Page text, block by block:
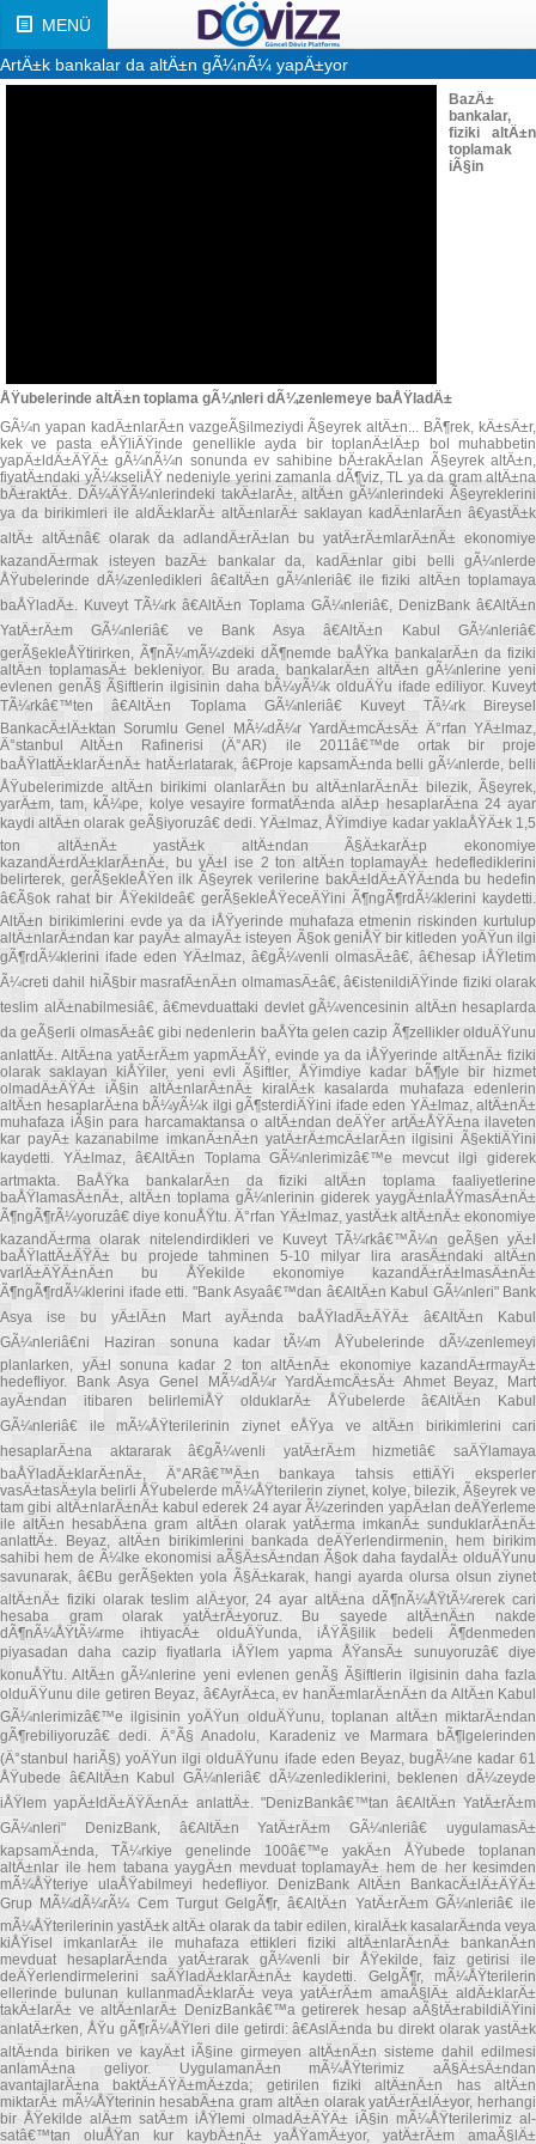
MENÜ
ArtÄ±k bankalar da altÄ±n gÃ¼nÃ¼ yapÄ±yor
BazÄ±
bankalar,
fiziki altÄ±n
toplamak
iÃ§in
ÅŸubelerinde altÄ±n toplama gÃ¼nleri dÃ¼zenlemeye baÅŸladÄ±
GÃ¼n yapan kadÄ±nlarÄ±n vazgeÃ§ilmeziydi Ã§eyrek altÄ±n... BÃ¶rek, kÄ±sÄ±r,
kek ve pasta eÅŸliÄŸinde genellikle ayda bir toplanÄ±lÄ±p bol muhabbetin
yapÄ±ldÄ±ÄŸÄ± gÃ¼nÃ¼n sonunda ev sahibine bÄ±rakÄ±lan Ã§eyrek altÄ±n,
fiyatÄ±ndaki yÃ¼kseliÅŸ nedeniyle yerini zamanla dÃ¶viz, TL ya da gram altÄ±na
bÄ±raktÄ±. DÃ¼ÄŸÃ¼nlerindeki takÄ±larÄ±, altÄ±n gÃ¼nlerindeki Ã§eyreklerini
ya da birikimleri ile aldÄ±klarÄ± altÄ±nlarÄ± saklayan kadÄ±nlarÄ±n â€yastÄ±k
altÄ± altÄ±nâ€ olarak da adlandÄ±rÄ±lan bu yatÄ±rÄ±mlarÄ±nÄ± ekonomiye
kazandÄ±rmak isteyen bazÄ± bankalar da, kadÄ±nlar gibi belli gÃ¼nlerde
ÅŸubelerinde dÃ¼zenledikleri â€altÄ±n gÃ¼nleriâ€ ile fiziki altÄ±n toplamaya
baÅŸladÄ±. Kuveyt TÃ¼rk â€AltÄ±n Toplama GÃ¼nleriâ€, DenizBank â€AltÄ±n
YatÄ±rÄ±m GÃ¼nleriâ€ ve Bank Asya â€AltÄ±n Kabul GÃ¼nleriâ€
gerÃ§ekleÅŸtirirken, Ã¶nÃ¼mÃ¼zdeki dÃ¶nemde baÅŸka bankalarÄ±n da fiziki
altÄ±n toplamasÄ± bekleniyor. Bu arada, bankalarÄ±n altÄ±n gÃ¼nlerine yeni
evlenen genÃ§ Ã§iftlerin ilgisinin daha bÃ¼yÃ¼k olduÄŸu ifade ediliyor. Kuveyt
TÃ¼rkâ€™ten â€AltÄ±n Toplama GÃ¼nleriâ€ Kuveyt TÃ¼rk Bireysel
BankacÄ±lÄ±ktan Sorumlu Genel MÃ¼dÃ¼r YardÄ±mcÄ±sÄ± Ä°rfan YÄ±lmaz,
Ä°stanbul AltÄ±n Rafinerisi (Ä°AR) ile 2011â€™de ortak bir proje
baÅŸlattÄ±klarÄ±nÄ± hatÄ±rlatarak, â€Proje kapsamÄ±nda belli gÃ¼nlerde, belli
ÅŸubelerimizde altÄ±n birikimi olanlarÄ±n bu altÄ±nlarÄ±nÄ± bilezik, Ã§eyrek,
yarÄ±m, tam, kÃ¼pe, kolye vesayire formatÄ±nda alÄ±p hesaplarÄ±na 24 ayar
kaydi altÄ±n olarak geÃ§iyoruzâ€ dedi. YÄ±lmaz, ÅŸimdiye kadar yaklaÅŸÄ±k 1,5
ton altÄ±nÄ± yastÄ±k altÄ±ndan Ã§Ä±karÄ±p ekonomiye
kazandÄ±rdÄ±klarÄ±nÄ±, bu yÄ±l ise 2 ton altÄ±n toplamayÄ± hedeflediklerini
belirterek, gerÃ§ekleÅŸen ilk Ã§eyrek verilerine bakÄ±ldÄ±ÄŸÄ±nda bu hedefin
â€Ã§ok rahat bir ÅŸekildeâ€ gerÃ§ekleÅŸeceÄŸini Ã¶ngÃ¶rdÃ¼klerini kaydetti.
AltÄ±n birikimlerini evde ya da iÅŸyerinde muhafaza etmenin riskinden kurtulup
altÄ±nlarÄ±ndan kar payÄ± almayÄ± isteyen Ã§ok geniÅŸ bir kitleden yoÄŸun ilgi
gÃ¶rdÃ¼klerini ifade eden YÄ±lmaz, â€gÃ¼venli olmasÄ±â€, â€hesap iÅŸletim
Ã¼creti dahil hiÃ§bir masrafÄ±nÄ±n olmamasÄ±â€, â€istenildiÄŸinde fiziki olarak
teslim alÄ±nabilmesiâ€, â€mevduattaki devlet gÃ¼vencesinin altÄ±n hesaplarda
da geÃ§erli olmasÄ±â€ gibi nedenlerin baÅŸta gelen cazip Ã¶zellikler olduÄŸunu
anlattÄ±. AltÄ±na yatÄ±rÄ±m yapmÄ±ÅŸ, evinde ya da iÅŸyerinde altÄ±nÄ± fiziki
olarak saklayan kiÅŸiler, yeni evli Ã§iftler, ÅŸimdiye kadar bÃ¶yle bir hizmet
olmadÄ±ÄŸÄ± iÃ§in altÄ±nlarÄ±nÄ± kiralÄ±k kasalarda muhafaza edenlerin
altÄ±n hesaplarÄ±na bÃ¼yÃ¼k ilgi gÃ¶sterdiÄŸini ifade eden YÄ±lmaz, altÄ±nÄ±
muhafaza iÃ§in para harcamaktansa o altÄ±ndan deÄŸer artÄ±ÅŸÄ±na ilaveten
kar payÄ± kazanabilme imkanÄ±nÄ±n yatÄ±rÄ±mcÄ±larÄ±n ilgisini Ã§ektiÄŸini
kaydetti. YÄ±lmaz, â€AltÄ±n Toplama GÃ¼nlerimizâ€™e mevcut ilgi giderek
artmakta. BaÅŸka bankalarÄ±n da fiziki altÄ±n toplama faaliyetlerine
baÅŸlamasÄ±nÄ±, altÄ±n toplama gÃ¼nlerinin giderek yaygÄ±nlaÅŸmasÄ±nÄ±
Ã¶ngÃ¶rÃ¼yoruzâ€ diye konuÅŸtu. Ä°rfan YÄ±lmaz, yastÄ±k altÄ±nÄ± ekonomiye
kazandÄ±rma olarak nitelendirdikleri ve Kuveyt TÃ¼rkâ€™Ã¼n geÃ§en yÄ±l
baÅŸlattÄ±ÄŸÄ± bu projede tahminen 5-10 milyar lira arasÄ±ndaki altÄ±n
varlÄ±ÄŸÄ±nÄ±n bu ÅŸekilde ekonomiye kazandÄ±rÄ±lmasÄ±nÄ±
Ã¶ngÃ¶rdÃ¼klerini ifade etti. "Bank Asyaâ€™dan â€AltÄ±n Kabul GÃ¼nleri" Bank
Asya ise bu yÄ±lÄ±n Mart ayÄ±nda baÅŸladÄ±ÄŸÄ± â€AltÄ±n Kabul
GÃ¼nleriâ€ni Haziran sonuna kadar tÃ¼m ÅŸubelerinde dÃ¼zenlemeyi
planlarken, yÄ±l sonuna kadar 2 ton altÄ±nÄ± ekonomiye kazandÄ±rmayÄ±
hedefliyor. Bank Asya Genel MÃ¼dÃ¼r YardÄ±mcÄ±sÄ± Ahmet Beyaz, Mart
ayÄ±ndan itibaren belirlemiÅŸ olduklarÄ± ÅŸubelerde â€AltÄ±n Kabul
GÃ¼nleriâ€ ile mÃ¼ÅŸterilerinin ziynet eÅŸya ve altÄ±n birikimlerini cari
hesaplarÄ±na aktararak â€gÃ¼venli yatÄ±rÄ±m hizmetiâ€ saÄŸlamaya
baÅŸladÄ±klarÄ±nÄ±, Ä°ARâ€™Ä±n bankaya tahsis ettiÄŸi eksperler
vasÄ±tasÄ±yla belirli ÅŸubelerde mÃ¼ÅŸterilerin ziynet, kolye, bilezik, Ã§eyrek ve
tam gibi altÄ±nlarÄ±nÄ± kabul ederek 24 ayar Ã¼zerinden yapÄ±lan deÄŸerleme
ile altÄ±n hesabÄ±na gram altÄ±n olarak yatÄ±rma imkanÄ± sunduklarÄ±nÄ±
anlattÄ±. Beyaz, altÄ±n birikimlerini bankada deÄŸerlendirmenin, hem birikim
sahibi hem de Ã¼lke ekonomisi aÃ§Ä±sÄ±ndan Ã§ok daha faydalÄ± olduÄŸunu
savunarak, â€Bu gerÃ§ekten yola Ã§Ä±karak, hangi ayarda olursa olsun ziynet
altÄ±nÄ± fiziki olarak teslim alÄ±yor, 24 ayar altÄ±na dÃ¶nÃ¼ÅŸtÃ¼rerek cari
hesaba gram olarak yatÄ±rÄ±yoruz. Bu sayede altÄ±nÄ±n nakde
dÃ¶nÃ¼ÅŸtÃ¼rme ihtiyacÄ± olduÄŸunda, iÅŸÃ§ilik bedeli Ã¶denmeden
piyasadan daha cazip fiyatlarla iÅŸlem yapma ÅŸansÄ± sunuyoruzâ€ diye
konuÅŸtu. AltÄ±n gÃ¼nlerine yeni evlenen genÃ§ Ã§iftlerin ilgisinin daha fazla
olduÄŸunu dile getiren Beyaz, â€AyrÄ±ca, ev hanÄ±mlarÄ±nÄ±n da AltÄ±n Kabul
GÃ¼nlerimizâ€™e ilgisinin yoÄŸun olduÄŸunu, toplanan altÄ±n miktarÄ±ndan
gÃ¶rebiliyoruzâ€ dedi. Ä°Ã§ Anadolu, Karadeniz ve Marmara bÃ¶lgelerinden
(Ä°stanbul hariÃ§) yoÄŸun ilgi olduÄŸunu ifade eden Beyaz, bugÃ¼ne kadar 61
ÅŸubede â€AltÄ±n Kabul GÃ¼nleriâ€ dÃ¼zenlediklerini, beklenen dÃ¼zeyde
iÅŸlem yapÄ±ldÄ±ÄŸÄ±nÄ± anlattÄ±. "DenizBankâ€™tan â€AltÄ±n YatÄ±rÄ±m
GÃ¼nleri" DenizBank, â€AltÄ±n YatÄ±rÄ±m GÃ¼nleriâ€ uygulamasÄ±
kapsamÄ±nda, TÃ¼rkiye genelinde 100â€™e yakÄ±n ÅŸubede toplanan
altÄ±nlar ile hem tabana yaygÄ±n mevduat toplamayÄ± hem de her kesimden
mÃ¼ÅŸteriye ulaÅŸabilmeyi hedefliyor. DenizBank AltÄ±n BankacÄ±lÄ±ÄŸÄ±
Grup MÃ¼dÃ¼rÃ¼ Cem Turgut GelgÃ¶r, â€AltÄ±n YatÄ±rÄ±m GÃ¼nleriâ€ ile
mÃ¼ÅŸterilerinin yastÄ±k altÄ± olarak da tabir edilen, kiralÄ±k kasalarÄ±nda veya
kiÅŸisel imkanlarÄ± ile muhafaza ettikleri fiziki altÄ±nlarÄ±nÄ± bankanÄ±n
mevduat hesaplarÄ±nda yatÄ±rarak gÃ¼venli bir ÅŸekilde, faiz getirisi ile
deÄŸerlendirmelerini saÄŸladÄ±klarÄ±nÄ± kaydetti. GelgÃ¶r, mÃ¼ÅŸterilerin
ellerinde bulunan kullanmadÄ±klarÄ± veya yatÄ±rÄ±m amaÃ§lÄ± aldÄ±klarÄ±
takÄ±larÄ± ve altÄ±nlarÄ± DenizBankâ€™a getirerek hesap aÃ§tÄ±rabildiÄŸini
anlatÄ±rken, ÅŸu gÃ¶rÃ¼ÅŸleri dile getirdi: â€AslÄ±nda bu direkt olarak yastÄ±k
altÄ±nda biriken ve kayÄ±t iÃ§ine girmeyen altÄ±nÄ±n sisteme dahil edilmesi
anlamÄ±na geliyor. UygulamanÄ±n mÃ¼ÅŸterimiz aÃ§Ä±sÄ±ndan
avantajlarÄ±na baktÄ±ÄŸÄ±mÄ±zda; getirilen fiziki altÄ±nÄ±n has altÄ±n
miktarÄ± mÃ¼ÅŸterinin hesabÄ±na gram altÄ±n olarak yatÄ±rÄ±lÄ±yor, herhangi
bir ÅŸekilde alÄ±m satÄ±m iÅŸlemi olmadÄ±ÄŸÄ± iÃ§in mÃ¼ÅŸterilerimiz al-
satâ€™tan oluÅŸan kur kaybÄ±nÄ± yaÅŸamÄ±yor, yatÄ±rÄ±m amaÃ§lÄ±